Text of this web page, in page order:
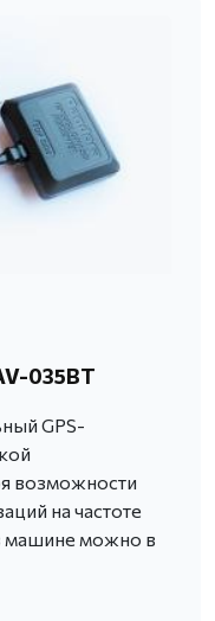
035BT
GPS-
возможности
на частоте
машине можно в